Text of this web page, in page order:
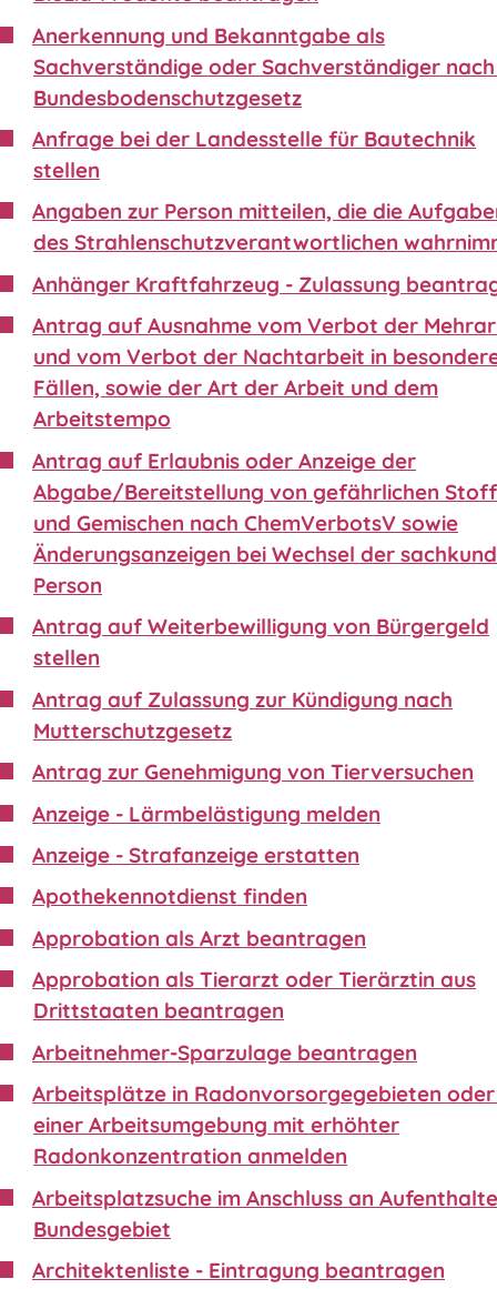
Anerkennung und Bekanntgabe als
Sachverständige oder Sachverständiger nach
Bundesbodenschutzgesetz
Anfrage bei der Landesstelle für Bautechnik
stellen
Angaben zur Person mitteilen, die die
des Strahlenschutzverantwortlichen
Anhänger Kraftfahrzeug - Zulassung
Antrag auf Ausnahme vom Verbot der
und vom Verbot der Nachtarbeit in
Fällen, sowie der Art der Arbeit und dem
Arbeitstempo
Antrag auf Erlaubnis oder Anzeige der
Abgabe/Bereitstellung von gefährlichen
und Gemischen nach ChemVerbotsV sowie
Änderungsanzeigen bei Wechsel der
Person
Antrag auf Weiterbewilligung von Bürgergeld
stellen
Antrag auf Zulassung zur Kündigung nach
Mutterschutzgesetz
Antrag zur Genehmigung von Tierversuchen
Anzeige - Lärmbelästigung melden
Anzeige - Strafanzeige erstatten
Apothekennotdienst finden
Approbation als Arzt beantragen
Approbation als Tierarzt oder Tierärztin aus
Drittstaaten beantragen
Arbeitnehmer-Sparzulage beantragen
Arbeitsplätze in Radonvorsorgegebieten
einer Arbeitsumgebung mit erhöhter
Radonkonzentration anmelden
Arbeitsplatzsuche im Anschluss an
Bundesgebiet
Architektenliste - Eintragung beantragen